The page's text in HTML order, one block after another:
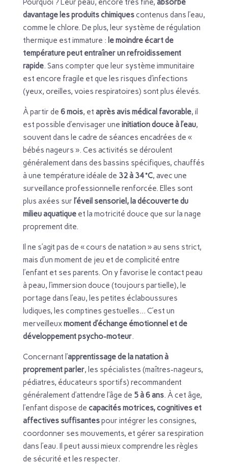
davantage les produits chimiquescontenus dans l’eau,
comme le chlore. De plus, leur système de régulation
thermique est immature : le moindre écart de
température peut entraîner un refroidissement
rapide. Sans compter que leur système immunitaire
est encore fragile et que les risques d’infections
(yeux, oreilles, voies respiratoires) sont plus élevés.
À partir de 6 mois, et après avis médical favorable, il
est possible d’envisager une initiation douce à l’eau,
souvent dans le cadre de séances encadrées de «
bébés nageurs ». Ces activités se déroulent
généralement dans des bassins spécifiques, chauffés
à une température idéale de 32 à 34 °C, avec une
surveillance professionnelle renforcée. Elles sont
plus axées sur l’éveil sensoriel, la découverte du
milieu aquatiqueet la motricité douce que sur la nage
proprement dite.
Il ne s’agit pas de « cours de natation » au sens strict,
mais d’un moment de jeu et de complicité entre
l’enfant et ses parents. On y favorise le contact peau
à peau, l’immersion douce (toujours partielle), le
portage dans l’eau, les petites éclaboussures
ludiques, les comptines gestuelles… C’est un
merveilleuxmoment d’échange émotionnel et de
développement psycho-moteur.
Concernant l’apprentissage de la natation à
proprement parler, les spécialistes (maîtres-nageurs,
pédiatres, éducateurs sportifs) recommandent
généralement d’attendre l’âge de 5 à 6 ans. À cet âge,
l’enfant dispose de capacités motrices, cognitives et
affectives suffisantespour intégrer les consignes,
coordonner ses mouvements, et gérer sa respiration
dans l’eau. Il peut aussi mieux comprendre les règles
de sécurité et les respecter.